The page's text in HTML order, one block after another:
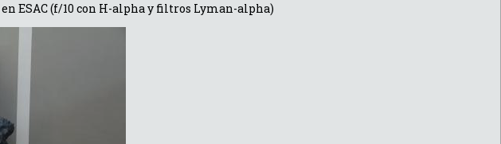
ESAC (f/10 con H-alpha y filtros Lyman-alpha)